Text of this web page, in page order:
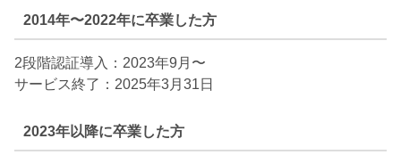
2014年〜2022年に卒業した方
2段階認証導入：2023年9月〜
サービス終了：2025年3月31日
2023年以降に卒業した方